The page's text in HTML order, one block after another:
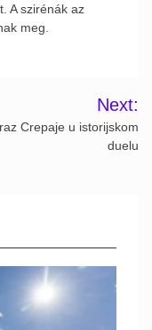
A szirénák az
meg.
Next:
Crepaje u istorijskom
duelu